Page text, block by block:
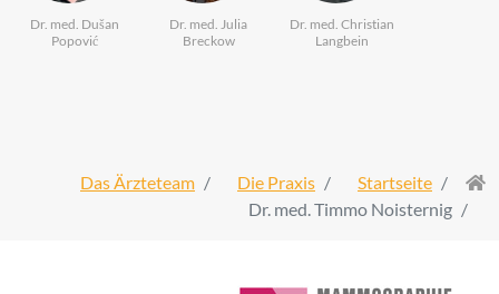
Dr. med. Dušan
Popović
Dr. med. Julia
Breckow
Dr. med. Christian
Langbein
Startseite
Die Praxis
Das Ärzteteam
Dr. med. Timmo Noisternig